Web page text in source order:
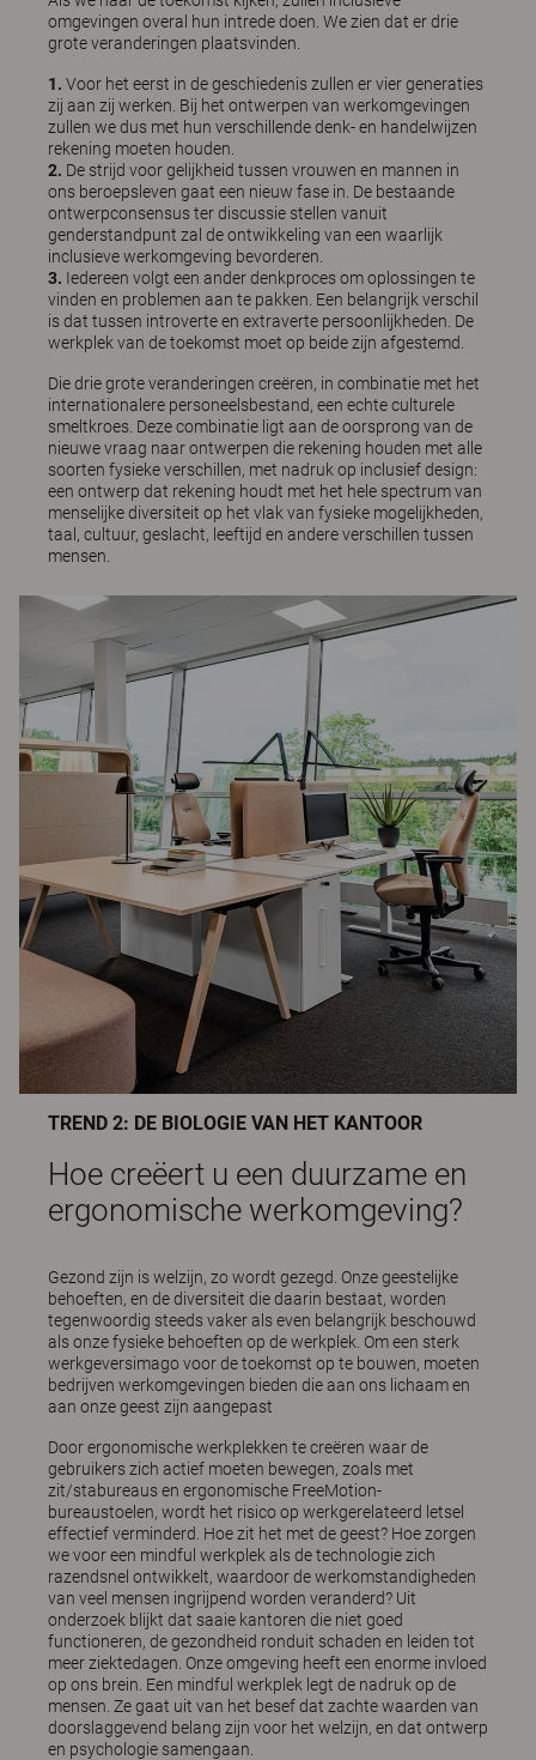
omgevingen overal hun intrede doen. We zien dat er drie
grote veranderingen plaatsvinden.
1. Voor het eerst in de geschiedenis zullen er vier generaties
zij aan zij werken. Bij het ontwerpen van werkomgevingen
zullen we dus met hun verschillende denk- en handelwijzen
rekening moeten houden.
2. De strijd voor gelijkheid tussen vrouwen en mannen in
ons beroepsleven gaat een nieuw fase in. De bestaande
ontwerpconsensus ter discussie stellen vanuit
genderstandpunt zal de ontwikkeling van een waarlijk
inclusieve werkomgeving bevorderen.
3. Iedereen volgt een ander denkproces om oplossingen te
vinden en problemen aan te pakken. Een belangrijk verschil
is dat tussen introverte en extraverte persoonlijkheden. De
werkplek van de toekomst moet op beide zijn afgestemd.
Die drie grote veranderingen creëren, in combinatie met het
internationalere personeelsbestand, een echte culturele
smeltkroes. Deze combinatie ligt aan de oorsprong van de
nieuwe vraag naar ontwerpen die rekening houden met alle
soorten fysieke verschillen, met nadruk op inclusief design:
een ontwerp dat rekening houdt met het hele spectrum van
menselijke diversiteit op het vlak van fysieke mogelijkheden,
taal, cultuur, geslacht, leeftijd en andere verschillen tussen
mensen.
TREND 2: DE BIOLOGIE VAN HET KANTOOR
Hoe creëert u een duurzame en
ergonomische werkomgeving?
Gezond zijn is welzijn, zo wordt gezegd. Onze geestelijke
behoeften, en de diversiteit die daarin bestaat, worden
tegenwoordig steeds vaker als even belangrijk beschouwd
als onze fysieke behoeften op de werkplek. Om een sterk
werkgeversimago voor de toekomst op te bouwen, moeten
bedrijven werkomgevingen bieden die aan ons lichaam en
aan onze geest zijn aangepast
Door ergonomische werkplekken te creëren waar de
gebruikers zich actief moeten bewegen, zoals met
zit/stabureaus en ergonomische FreeMotion-
bureaustoelen, wordt het risico op werkgerelateerd letsel
effectief verminderd. Hoe zit het met de geest? Hoe zorgen
we voor een mindful werkplek als de technologie zich
razendsnel ontwikkelt, waardoor de werkomstandigheden
van veel mensen ingrijpend worden veranderd? Uit
onderzoek blijkt dat saaie kantoren die niet goed
functioneren, de gezondheid ronduit schaden en leiden tot
meer ziektedagen. Onze omgeving heeft een enorme invloed
op ons brein. Een mindful werkplek legt de nadruk op de
mensen. Ze gaat uit van het besef dat zachte waarden van
doorslaggevend belang zijn voor het welzijn, en dat ontwerp
en psychologie samengaan.